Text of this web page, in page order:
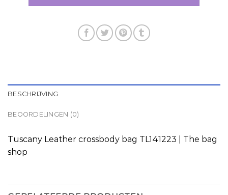
BESCHRIJVING
BEOORDELINGEN (0)
Tuscany Leather crossbody bag TL141223 | The bag
shop